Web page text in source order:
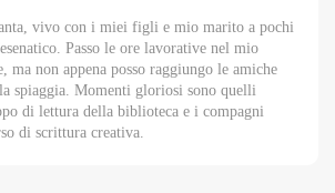
vivo con i miei figli e mio marito a pochi
Passo le ore lavorative nel mio
ma non appena posso raggiungo le amiche
spiaggia. Momenti gloriosi sono quelli
di lettura della biblioteca e i compagni
di scrittura creativa.